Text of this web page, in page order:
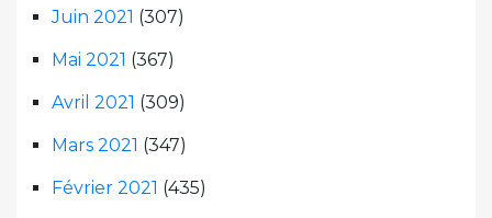
Juin 2021 (307)
Mai 2021 (367)
Avril 2021 (309)
Mars 2021 (347)
Février 2021 (435)